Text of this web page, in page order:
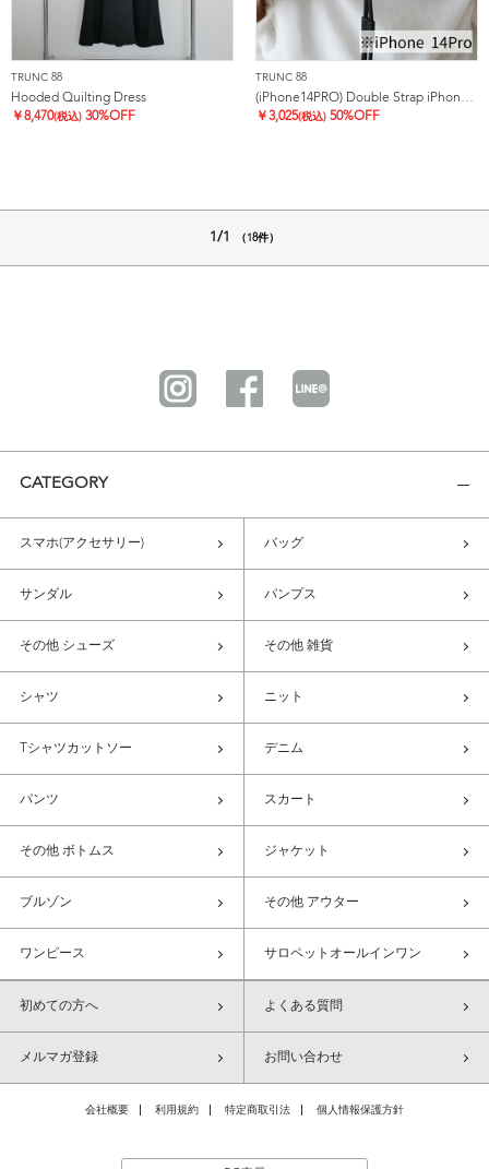
TRUNC 88
Hooded Quilting Dress
￥8,470(税込) 30%OFF
TRUNC 88
(iPhone14PRO) Double Strap iPhone Case
￥3,025(税込) 50%OFF
1/1 （18件）
CATEGORY
スマホ(アクセサリー) バッグ
サンダル パンプス
その他 シューズ その他 雑貨
シャツ ニット
Tシャツカットソー デニム
パンツ スカート
その他 ボトムス ジャケット
ブルゾン その他 アウター
ワンピース サロペットオールインワン
初めての方へ よくある質問
メルマガ登録 お問い合わせ
会社概要 利用規約 特定商取引法 個人情報保護方針